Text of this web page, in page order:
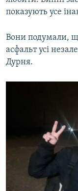
показують усе
Вони подумали,
асфальт усі
Дурня.